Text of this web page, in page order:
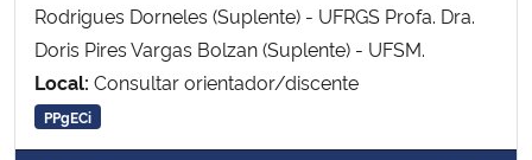
Rodrigues Dorneles (Suplente) - UFRGS Profa. Dra.
Doris Pires Vargas Bolzan (Suplente) - UFSM.
Local: Consultar orientador/discente
PPgECi